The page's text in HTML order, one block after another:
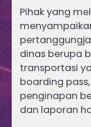
Pihak yang
dinas berupa
transportasi
boarding
penginapan
dan laporan